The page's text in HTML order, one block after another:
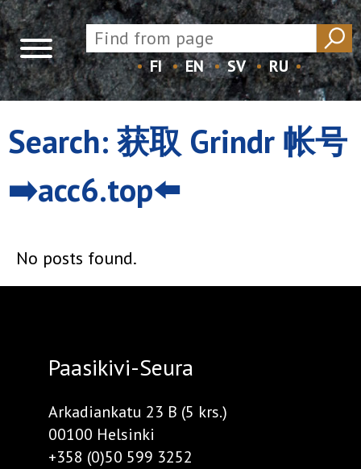
to
content
FI EN SV RU
Search: 获取 Grindr 帐号
➡️acc6.top⬅️
No posts found.
Paasikivi-Seura
Arkadiankatu 23 B (5 krs.)
00100 Helsinki
+358 (0)50 599 3252